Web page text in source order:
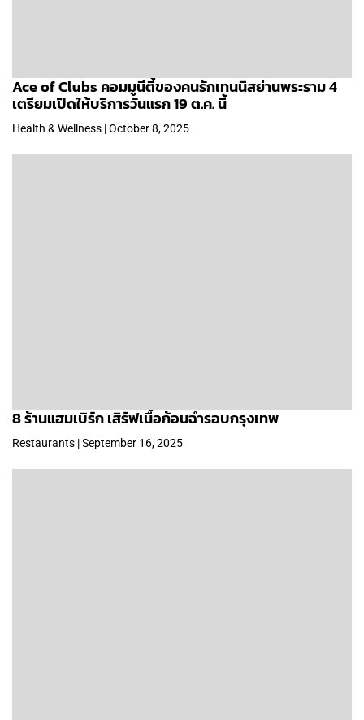
Ace of Clubs คอมมูนีตี้ของคนรักเทนนิสย่านพระราม 4
เตรียมเปิดให้บริการวันแรก 19 ต.ค. นี้
Health & Wellness | October 8, 2025
8 ร้านแฮมเบิร์ก เสิร์ฟเนื้อก้อนฉ่ำรอบกรุงเทพ
Restaurants | September 16, 2025